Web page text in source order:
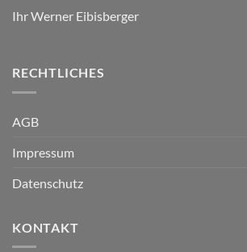
Ihr Werner Eibisberger
RECHTLICHES
AGB
Impressum
Datenschutz
KONTAKT